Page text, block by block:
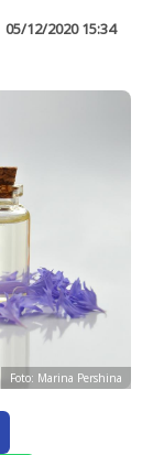
05/12/2020 15:34
Foto: Marina Pershina